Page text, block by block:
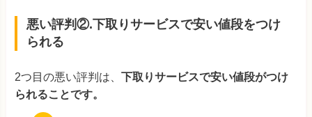
悪い評判②.下取りサービスで安い値段をつけ
られる
2つ目の悪い評判は、 下取りサービスで安い値段がつけ
られることです。